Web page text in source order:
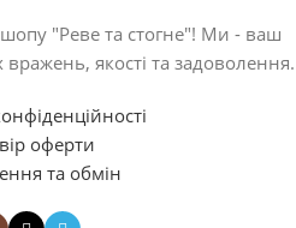
"Реве та стогне"! Ми - ваш
якості та задоволення.
оферти
та обмін